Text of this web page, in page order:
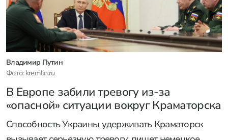
Владимир Путин
Фото: kremlin.ru
В Европе забили тревогу из-за
«опасной» ситуации вокруг Краматорска
Способность Украины удерживать Краматорск